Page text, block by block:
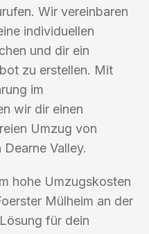
Wir vereinbaren
individuellen
und dir ein
zu erstellen. Mit
im
wir dir einen
Umzug von
Valley.
hohe Umzugskosten
Mülheim an der
für dein